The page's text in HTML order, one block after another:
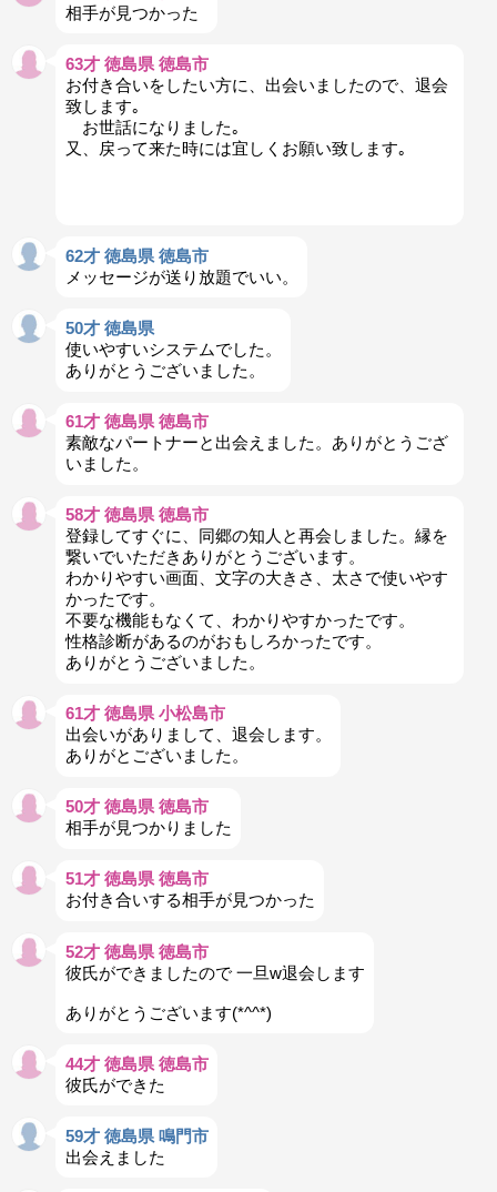
相手が見つかった
63才 徳島県 徳島市
お付き合いをしたい方に、出会いましたので、退会
致します｡
お世話になりました｡
又、戻って来た時には宜しくお願い致します｡
62才 徳島県 徳島市
メッセージが送り放題でいい。
50才 徳島県
使いやすいシステムでした。
ありがとうございました。
61才 徳島県 徳島市
素敵なパートナーと出会えました。ありがとうござ
いました。
58才 徳島県 徳島市
登録してすぐに、同郷の知人と再会しました。縁を
繋いでいただきありがとうございます。
わかりやすい画面、文字の大きさ、太さで使いやす
かったです。
不要な機能もなくて、わかりやすかったです。
性格診断があるのがおもしろかったです。
ありがとうございました。
61才 徳島県 小松島市
出会いがありまして、退会します。
ありがとございました。
50才 徳島県 徳島市
相手が見つかりました
51才 徳島県 徳島市
お付き合いする相手が見つかった
52才 徳島県 徳島市
彼氏ができましたので 一旦w退会します
ありがとうございます(*^^*)
44才 徳島県 徳島市
彼氏ができた
59才 徳島県 鳴門市
出会えました